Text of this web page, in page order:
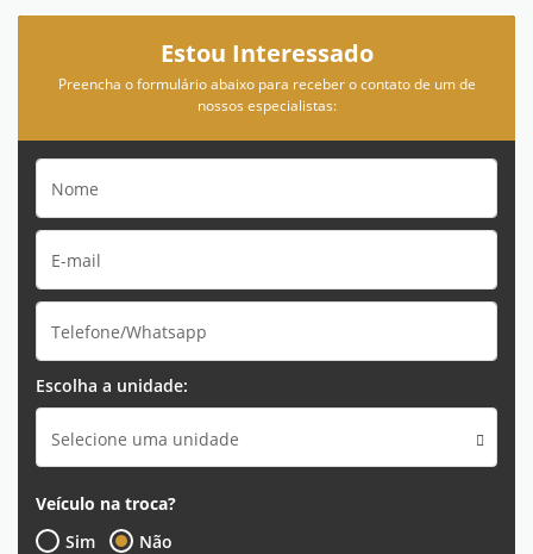
Estou Interessado
Preencha o formulário abaixo para receber o contato de um de
nossos especialistas:
Escolha a unidade:
Selecione uma unidade
Veículo na troca?
Sim
Não